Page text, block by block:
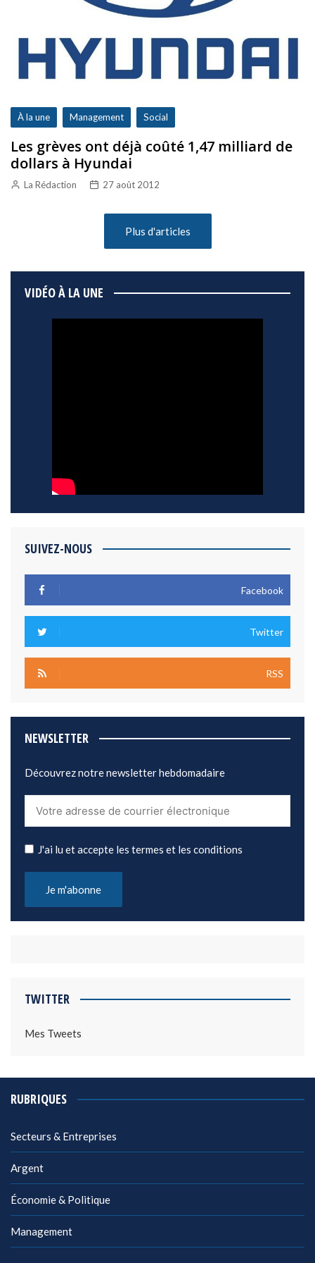
À la une Management Social
Les grèves ont déjà coûté 1,47 milliard de
dollars à Hyundai
La Rédaction 27 août 2012
Plus d'articles
VIDÉO À LA UNE
SUIVEZ-NOUS
Facebook
Twitter
RSS
NEWSLETTER
Découvrez notre newsletter hebdomadaire
J'ai lu et accepte les termes et les conditions
TWITTER
Mes Tweets
RUBRIQUES
Secteurs & Entreprises
Argent
Économie & Politique
Management